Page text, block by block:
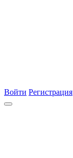
Войти Регистрация